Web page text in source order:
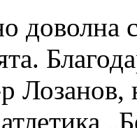
доволна
Лозанов,